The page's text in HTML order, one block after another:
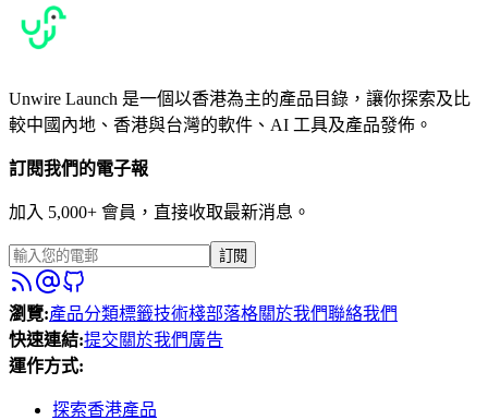
Unwire Launch 是一個以香港為主的產品目錄，讓你探索及比
較中國內地、香港與台灣的軟件、AI 工具及產品發佈。
訂閱我們的電子報
加入 5,000+ 會員，直接收取最新消息。
訂閱
瀏覽:產品分類標籤技術棧部落格關於我們聯絡我們
快速連結:提交關於我們廣告
運作方式:
探索香港產品